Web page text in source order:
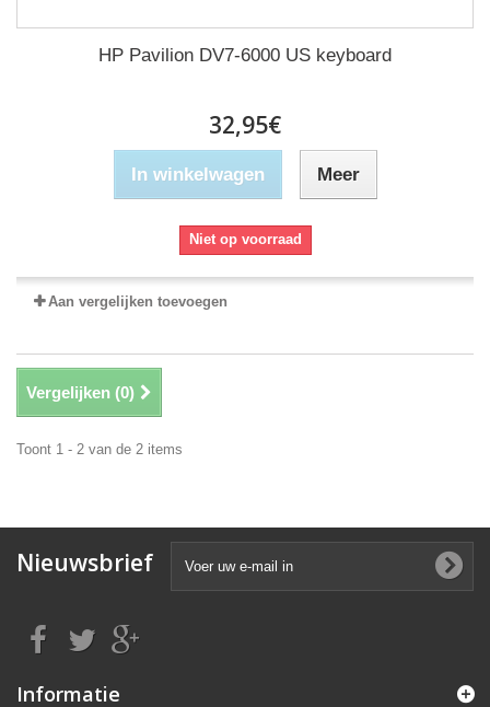
HP Pavilion DV7-6000 US keyboard
32,95€
In winkelwagen Meer
Niet op voorraad
Aan vergelijken toevoegen
Vergelijken (0)
Toont 1 - 2 van de 2 items
Nieuwsbrief
Informatie